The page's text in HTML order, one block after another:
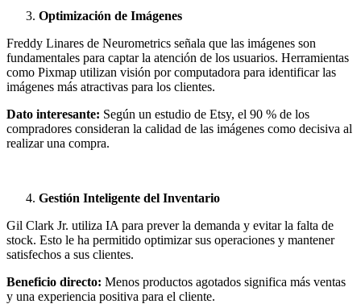
Optimización de Imágenes
Freddy Linares de Neurometrics señala que las imágenes son
fundamentales para captar la atención de los usuarios. Herramientas
como Pixmap utilizan visión por computadora para identificar las
imágenes más atractivas para los clientes.
Dato interesante: Según un estudio de Etsy, el 90 % de los
compradores consideran la calidad de las imágenes como decisiva al
realizar una compra.
Gestión Inteligente del Inventario
Gil Clark Jr. utiliza IA para prever la demanda y evitar la falta de
stock. Esto le ha permitido optimizar sus operaciones y mantener
satisfechos a sus clientes.
Beneficio directo: Menos productos agotados significa más ventas
y una experiencia positiva para el cliente.